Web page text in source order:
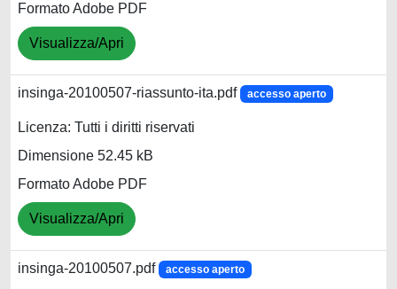
Formato Adobe PDF
Visualizza/Apri
insinga-20100507-riassunto-ita.pdf accesso aperto
Licenza: Tutti i diritti riservati
Dimensione 52.45 kB
Formato Adobe PDF
Visualizza/Apri
insinga-20100507.pdf accesso aperto